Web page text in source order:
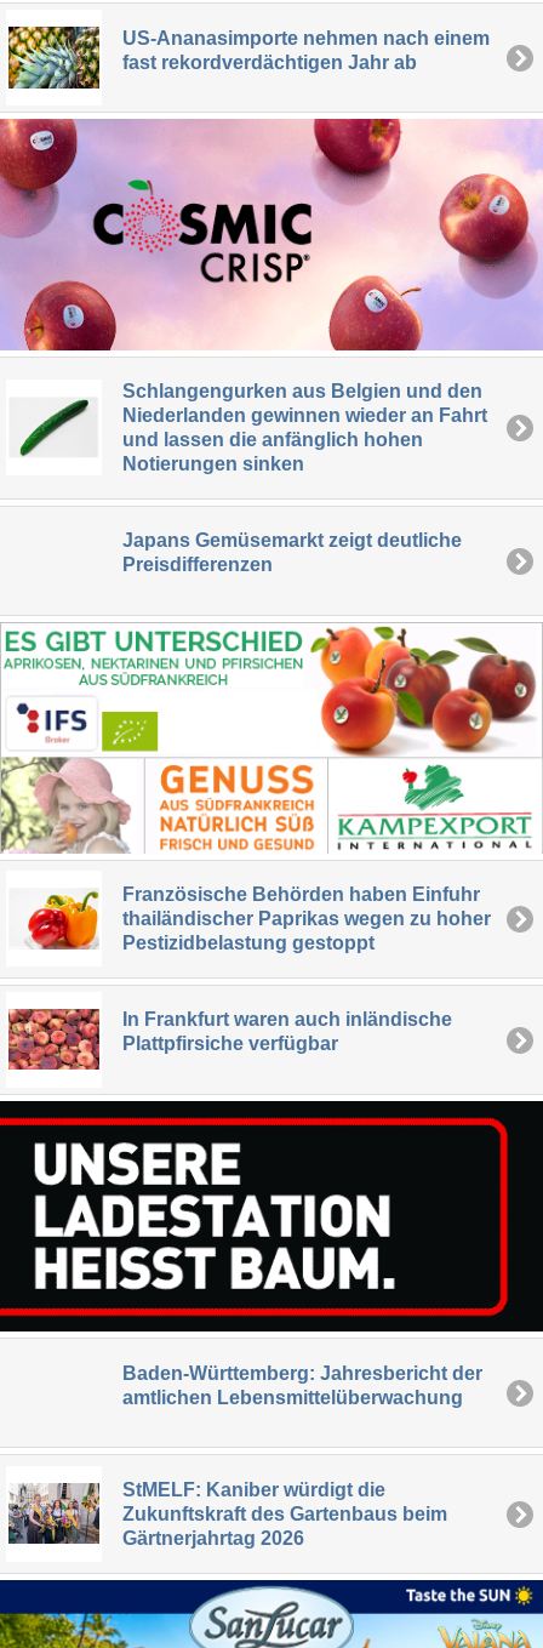
US-Ananasimporte nehmen nach einem
fast rekordverdächtigen Jahr ab
Schlangengurken aus Belgien und den
Niederlanden gewinnen wieder an Fahrt
und lassen die anfänglich hohen
Notierungen sinken
Japans Gemüsemarkt zeigt deutliche
Preisdifferenzen
Französische Behörden haben Einfuhr
thailändischer Paprikas wegen zu hoher
Pestizidbelastung gestoppt
In Frankfurt waren auch inländische
Plattpfirsiche verfügbar
Baden-Württemberg: Jahresbericht der
amtlichen Lebensmittelüberwachung
StMELF: Kaniber würdigt die
Zukunftskraft des Gartenbaus beim
Gärtnerjahrtag 2026